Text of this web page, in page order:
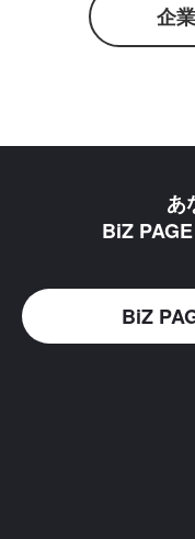
企
あ
BiZ
BiZ